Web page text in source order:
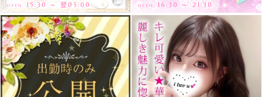
OPEN. 15:30 ～ 翌05:00 OPEN. 16:30 ～ 21:30